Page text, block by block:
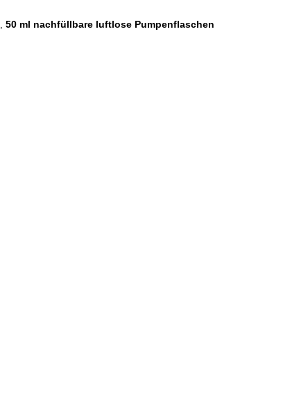
, 50 ml nachfüllbare luftlose Pumpenflaschen